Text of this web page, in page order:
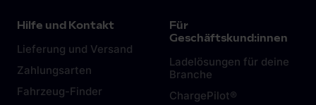
Hilfe und Kontakt
Lieferung und Versand
Zahlungsarten
Fahrzeug-Finder
Für
Geschäftskund:innen
Ladelösungen für deine
Branche
ChargePilot®